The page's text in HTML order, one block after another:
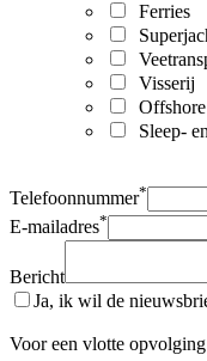
Ferries
Visserij
Offshore
Sleep-
Telefoonnummer*
E-mailadres*
Bericht
Ja, ik wil de
Voor een vlotte